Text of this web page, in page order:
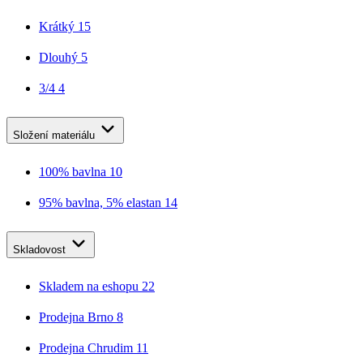
Krátký 15
Dlouhý 5
3/4 4
Složení materiálu
100% bavlna 10
95% bavlna, 5% elastan 14
Skladovost
Skladem na eshopu 22
Prodejna Brno 8
Prodejna Chrudim 11